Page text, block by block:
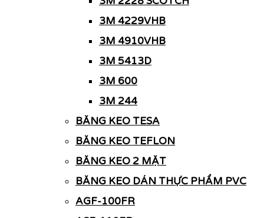
3M 4229VHB
3M 4910VHB
3M 5413D
3M 600
3M 244
BĂNG KEO TESA
BĂNG KEO TEFLON
BĂNG KEO 2 MẶT
BĂNG KEO DÁN THỰC PHẨM PVC
AGF-100FR